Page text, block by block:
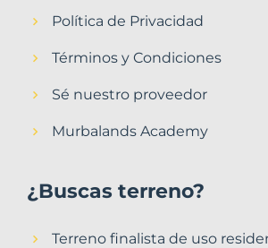
Política de Privacidad
Términos y Condiciones
Sé nuestro proveedor
Murbalands Academy
¿Buscas terreno?
Terreno finalista de uso